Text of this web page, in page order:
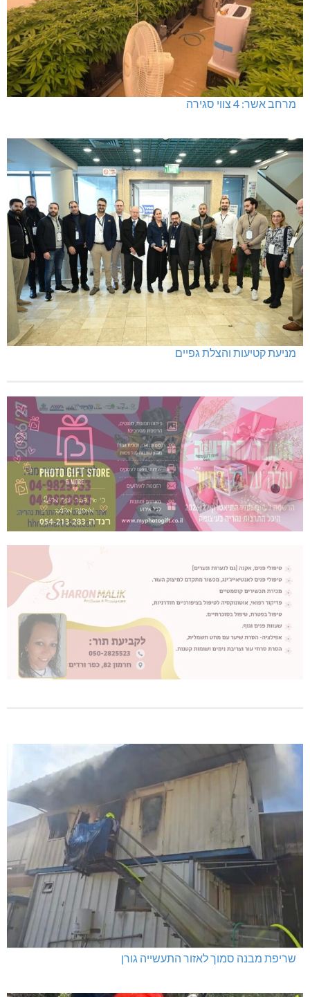
מרחב אשר: 4 צווי סגירה
מניעת קטיעות והצלת גפיים
שריפת מבנה סמוך לאזור התעשייה גורן